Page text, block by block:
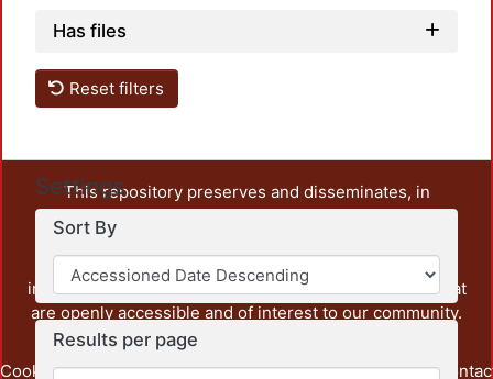
Has files
Reset filters
Settings
Sort By
Results per page
This repository preserves and disseminates, in
unrestricted open access, the teaching and research
output of UAM Azcapotzalco. It also includes some
administrative and graphic documents from the
institution, as well as content from other institutions that
are openly accessible and of interest to our community.
Cookie Privacy End User Send